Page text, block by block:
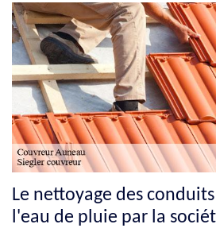
Le nettoyage des
l'eau de pluie par la